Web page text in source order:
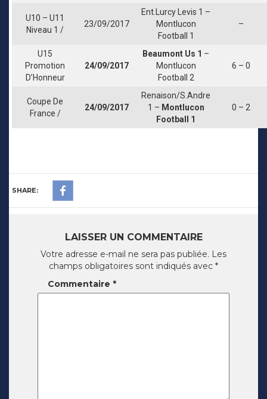
U10 – U11
Niveau 1 /
23/09/2017
Ent.Lurcy Levis 1 –
Montlucon
Football 1
–
U15
Promotion
D’Honneur
24/09/2017
Beaumont Us 1 –
Montlucon
Football 2
6 – 0
Coupe De
France /
24/09/2017
Renaison/S.Andre
1 – Montlucon
Football 1
0 – 2
SHARE:
LAISSER UN COMMENTAIRE
Votre adresse e-mail ne sera pas publiée. Les
champs obligatoires sont indiqués avec *
Commentaire *